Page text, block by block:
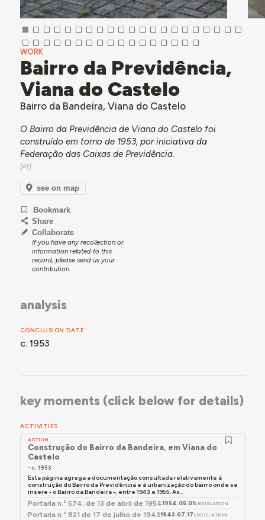
WORK
Bairro da Previdência,
Viana do Castelo
Bairro da Bandeira, Viana do Castelo
O Bairro da Previdência de Viana do Castelo foi
construído em torno de 1953, por iniciativa da
Federação das Caixas de Previdência.
see on map
Bookmark
Share
Collaborate
If you have any recollection or
information related to this
record, please send us your
contribution.
analysis
CONCLUSION DATE
c. 1953
key moments (click below for details)
ACTIVITIES
ACTION
Construção do Bairro da Bandeira, em Viana do
Castelo
- c. 1953
Esta página agrega a documentação consultada relativamente à
construção do Bairro da Previdência e à urbanização do bairro onde se
insere - o Bairro da Bandeira -, entre 1943 e 1955. As...
Portaria n.º 574, de 13 de abril de 19541954.05.01LEGISLATION
Portaria n.º 821 de 17 de julho de 19431943.07.17 LEGISLATION